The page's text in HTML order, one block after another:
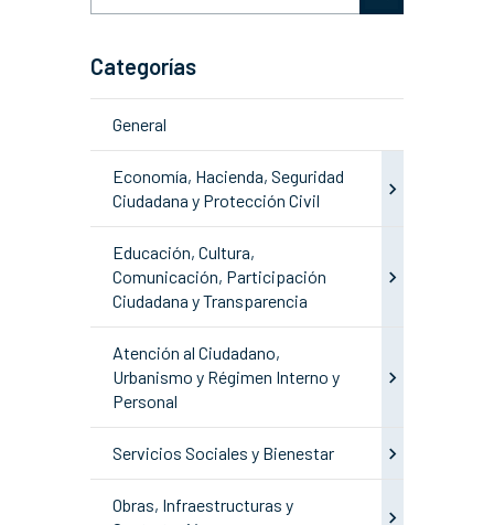
Categorías
General
Economía, Hacienda, Seguridad
Ciudadana y Protección Civil
Educación, Cultura,
Comunicación, Participación
Ciudadana y Transparencia
Atención al Ciudadano,
Urbanismo y Régimen Interno y
Personal
Servicios Sociales y Bienestar
Obras, Infraestructuras y